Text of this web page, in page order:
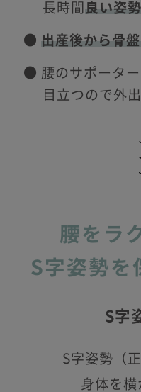
長時間 良い姿
● 出産後から骨
● 腰のサポーター
目立つので外
腰をラ
S字姿勢を
S字
S字姿勢（
身体を横